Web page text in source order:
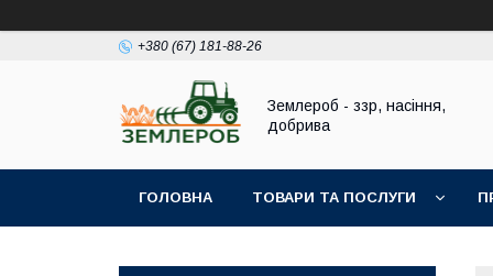
+380 (67) 181-88-26
Землероб - ззр, насіння,
добрива
ГОЛОВНА ТОВАРИ ТА ПОСЛУГИ